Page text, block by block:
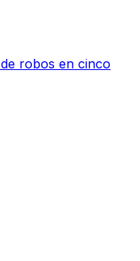
robos en cinco